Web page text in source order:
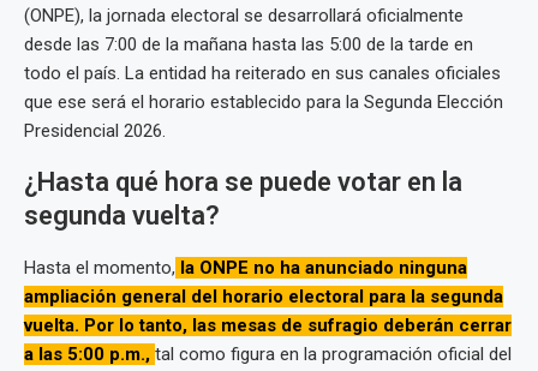
(ONPE), la jornada electoral se desarrollará oficialmente
desde las 7:00 de la mañana hasta las 5:00 de la tarde en
todo el país. La entidad ha reiterado en sus canales oficiales
que ese será el horario establecido para la Segunda Elección
Presidencial 2026.
¿Hasta qué hora se puede votar en la
segunda vuelta?
Hasta el momento, la ONPE no ha anunciado ninguna
ampliación general del horario electoral para la segunda
vuelta. Por lo tanto, las mesas de sufragio deberán cerrar
a las 5:00 p.m., tal como figura en la programación oficial del